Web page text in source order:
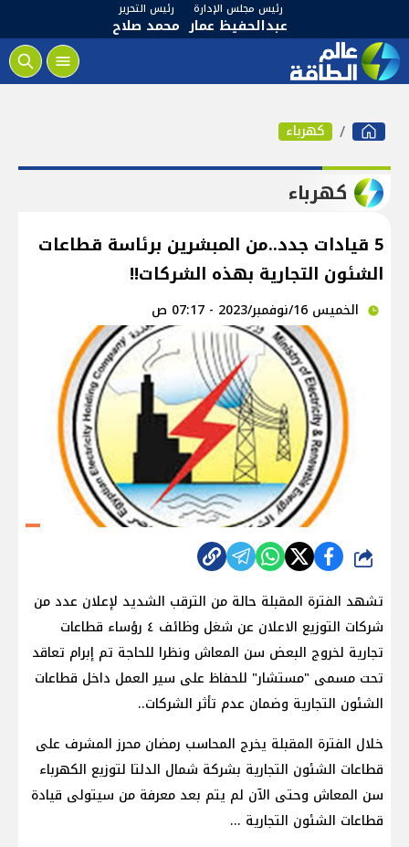
رئيس مجلس الإدارة
عبدالحفيظ عمار
رئيس التحرير
محمد صلاح
كهرباء
كهرباء
5 قيادات جدد..من المبشرين برئاسة قطاعات
الشئون التجارية بهذه الشركات!!
الخميس 16/نوفمبر/2023 - 07:17 ص
شارك
تشهد الفترة المقبلة حالة من الترقب الشديد لإعلان عدد من
شركات التوزيع الاعلان عن شغل وظائف ٤ رؤساء قطاعات
تجارية لخروج البعض سن المعاش ونظرا للحاجة تم إبرام تعاقد
تحت مسمى "مستشار" للحفاظ على سير العمل داخل قطاعات
الشئون التجارية وضمان عدم تأثر الشركات..
خلال الفترة المقبلة يخرج المحاسب رمضان محرز المشرف على
قطاعات الشئون التجارية بشركة شمال الدلتا لتوزيع الكهرباء
سن المعاش وحتى الآن لم يتم بعد معرفة من سيتولى قيادة
قطاعات الشئون التجارية ...